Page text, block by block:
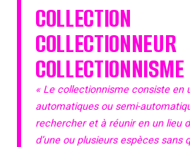
COLLECTION
COLLECTIONNEUR
COLLECTIONNISME
« Le collectionnisme consiste en
automatiques ou semi-
rechercher et à réunir en un lieu
d’une ou plusieurs espèces sans